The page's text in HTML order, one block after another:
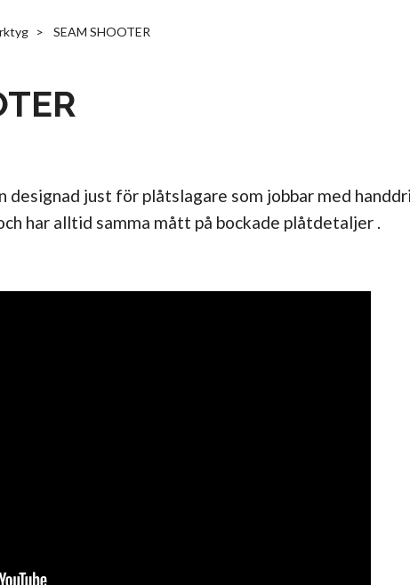
SEAM SHOOTER
just för plåtslagare som jobbar med
har alltid samma mått på bockade plåtdetaljer .